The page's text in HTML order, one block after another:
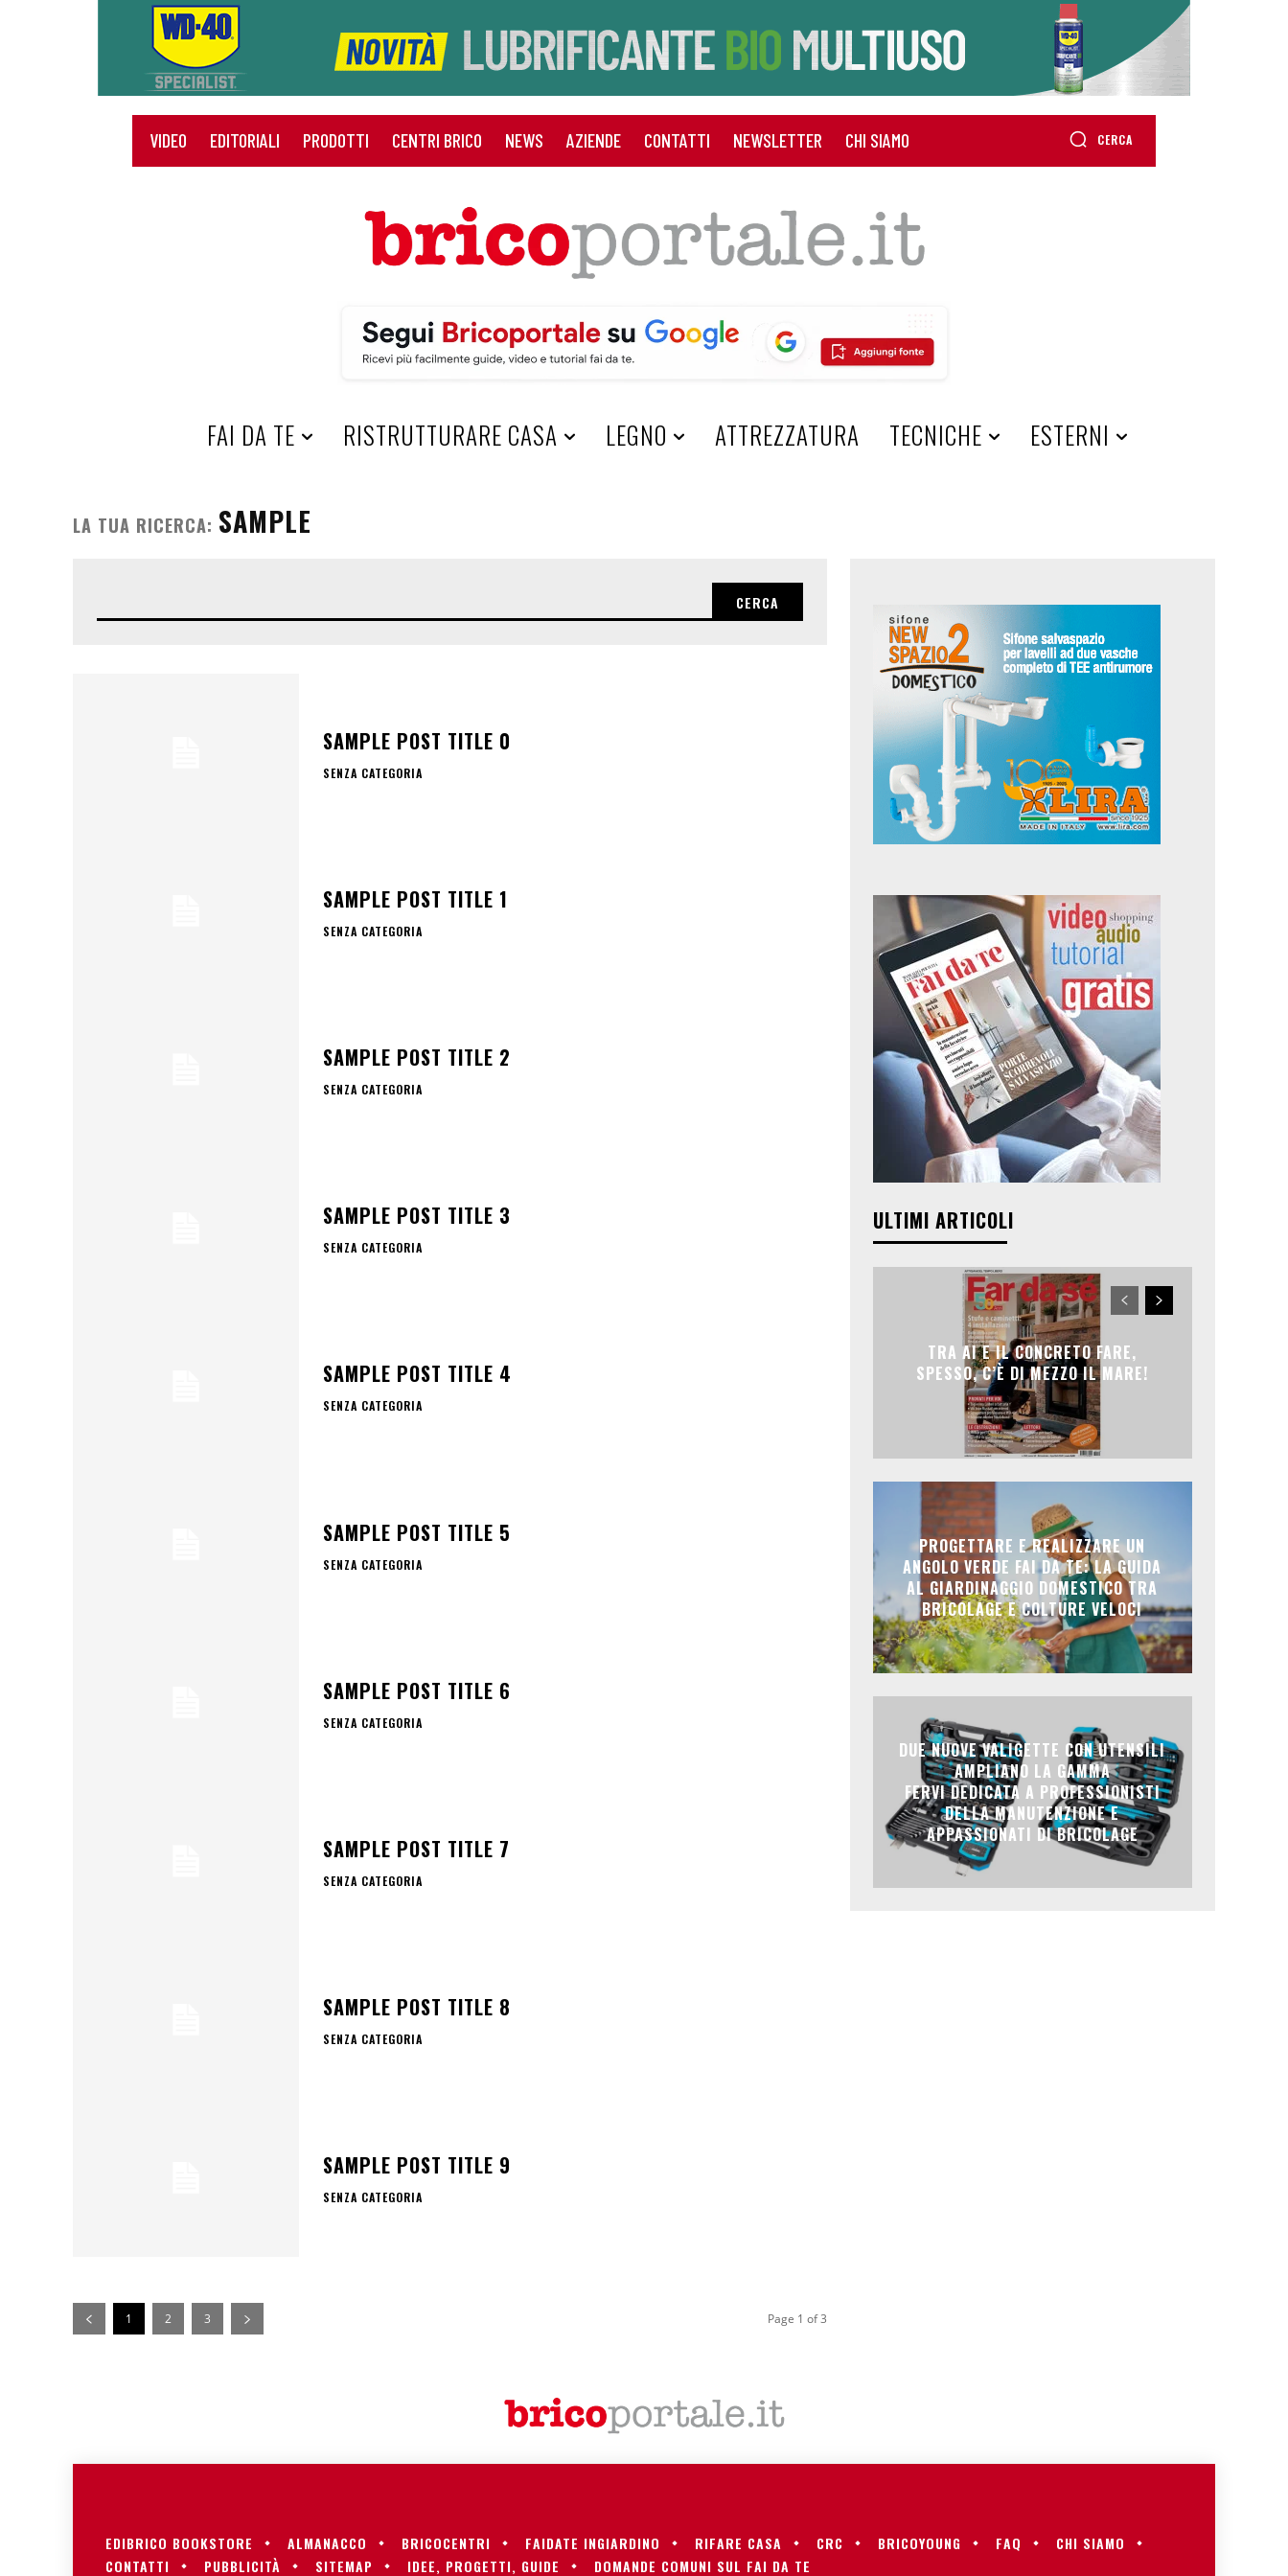
VIDEO EDITORIALI PRODOTTI CENTRI BRICO NEWS AZIENDE CONTATTI NEWSLETTER CHI SIAMO CERCA
FAI DA TE RISTRUTTURARE CASA LEGNO ATTREZZATURA TECNICHE ESTERNI
LA TUA RICERCA: SAMPLE
CERCA
SAMPLE POST TITLE 0
SENZA CATEGORIA
SAMPLE POST TITLE 1
SENZA CATEGORIA
SAMPLE POST TITLE 2
SENZA CATEGORIA
SAMPLE POST TITLE 3
SENZA CATEGORIA
SAMPLE POST TITLE 4
SENZA CATEGORIA
SAMPLE POST TITLE 5
SENZA CATEGORIA
SAMPLE POST TITLE 6
SENZA CATEGORIA
SAMPLE POST TITLE 7
SENZA CATEGORIA
SAMPLE POST TITLE 8
SENZA CATEGORIA
SAMPLE POST TITLE 9
SENZA CATEGORIA
1 2 3 Page 1 of 3
ULTIMI ARTICOLI
TRA AI E IL CONCRETO FARE,
SPESSO, C’È DI MEZZO IL MARE!
PROGETTARE E REALIZZARE UN
ANGOLO VERDE FAI DA TE: LA GUIDA
AL GIARDINAGGIO DOMESTICO TRA
BRICOLAGE E COLTURE VELOCI
DUE NUOVE VALIGETTE CON UTENSILI
AMPLIANO LA GAMMA
FERVI DEDICATA A PROFESSIONISTI
DELLA MANUTENZIONE E
APPASSIONATI DI BRICOLAGE
EDIBRICO BOOKSTORE ALMANACCO BRICOCENTRI FAIDATE INGIARDINO RIFARE CASA CRC BRICOYOUNG FAQ
CHI SIAMO
CONTATTI
PUBBLICITÀ SITEMAP IDEE, PROGETTI, GUIDE DOMANDE COMUNI SUL FAI DA TE